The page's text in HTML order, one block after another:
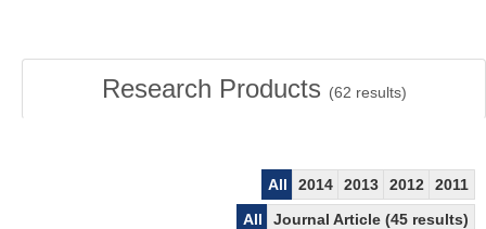
Research Products (62 results)
All 2014 2013 2012
2011
All
Journal Article (45 results)